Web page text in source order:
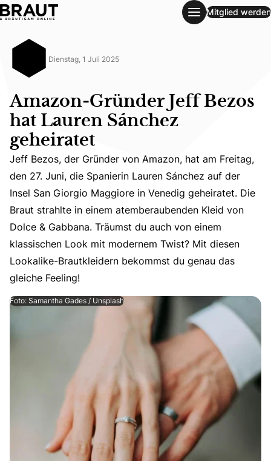
Amazon-Gründer Jeff Bezos hat Lauren Sánchez
Mitglied werden
Dienstag, 1 Juli 2025
Amazon-Gründer Jeff Bezos
hat Lauren Sánchez
geheiratet
Jeff Bezos, der Gründer von Amazon, hat am Freitag,
Jeff Bezos, der Gründer von Amazon, hat am Freitag,
den 27. Juni, die Spanierin Lauren Sánchez auf der
Insel San Giorgio Maggiore in Venedig geheiratet. Die
Braut strahlte in einem atemberaubenden Kleid von
Dolce & Gabbana. Träumst du auch von einem
klassischen Look mit modernem Twist? Mit diesen
Lookalike-Brautkleidern bekommst du genau das
gleiche Feeling!
Foto: Samantha Gades / Unsplash